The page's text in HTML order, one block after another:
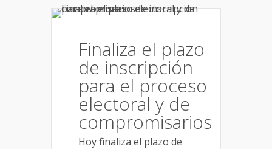
Finaliza el plazo
de inscripción
para el proceso
electoral y de
compromisarios
Hoy finaliza el plazo de